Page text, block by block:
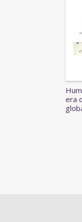
era